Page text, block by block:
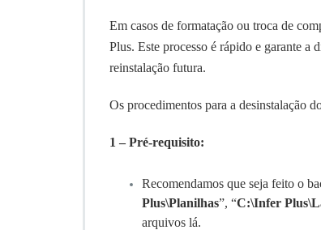
Em casos de formatação ou troca de
Plus. Este processo é rápido e garante
reinstalação futura.
Os procedimentos para a desinstalação
1 – Pré-requisito:
Recomendamos que seja feito o
Plus\Planilhas”, “C:\Infer
arquivos lá.